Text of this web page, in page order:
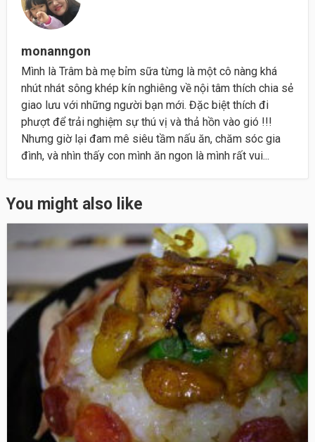
monanngon
Mình là Trâm bà mẹ bỉm sữa từng là một cô nàng khá
nhút nhát sông khép kín nghiêng về nội tâm thích chia sẻ
giao lưu với những người bạn mới. Đặc biệt thích đi
phượt để trải nghiệm sự thú vị và thả hồn vào gió !!!
Nhưng giờ lại đam mê siêu tầm nấu ăn, chăm sóc gia
đình, và nhìn thấy con mình ăn ngon là mình rất vui...
You might also like